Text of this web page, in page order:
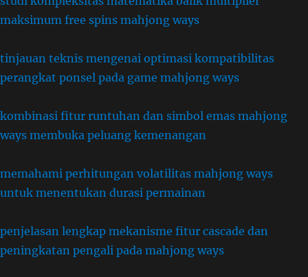
maksimum free spins mahjong ways
tinjauan teknis mengenai optimasi kompatibilitas
perangkat ponsel pada game mahjong ways
kombinasi fitur runtuhan dan simbol emas mahjong
ways membuka peluang kemenangan
memahami perhitungan volatilitas mahjong ways
untuk menentukan durasi permainan
penjelasan lengkap mekanisme fitur cascade dan
peningkatan pengali pada mahjong ways